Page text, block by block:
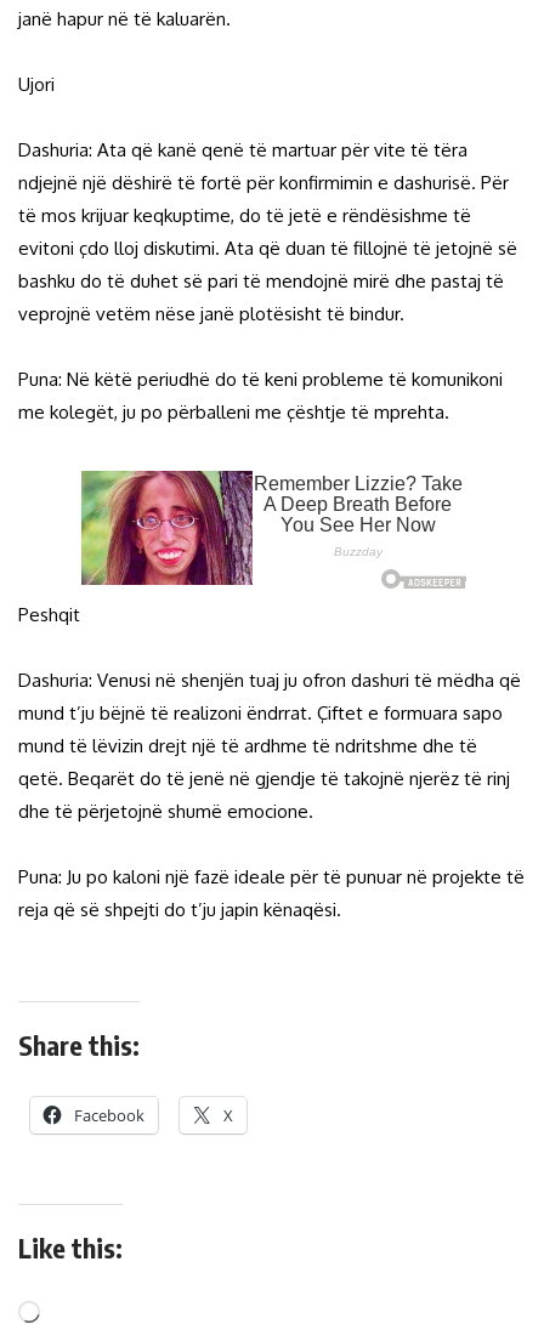
janë hapur në të kaluarën.
Ujori
Dashuria: Ata që kanë qenë të martuar për vite të tëra
ndjejnë një dëshirë të fortë për konfirmimin e dashurisë. Për
të mos krijuar keqkuptime, do të jetë e rëndësishme të
evitoni çdo lloj diskutimi. Ata që duan të fillojnë të jetojnë së
bashku do të duhet së pari të mendojnë mirë dhe pastaj të
veprojnë vetëm nëse janë plotësisht të bindur.
Puna: Në këtë periudhë do të keni probleme të komunikoni
me kolegët, ju po përballeni me çështje të mprehta.
Peshqit
Dashuria: Venusi në shenjën tuaj ju ofron dashuri të mëdha që
mund t’ju bëjnë të realizoni ëndrrat. Çiftet e formuara sapo
mund të lëvizin drejt një të ardhme të ndritshme dhe të
qetë. Beqarët do të jenë në gjendje të takojnë njerëz të rinj
dhe të përjetojnë shumë emocione.
Puna: Ju po kaloni një fazë ideale për të punuar në projekte të
reja që së shpejti do t’ju japin kënaqësi.
Share this:
Facebook X
Like this: